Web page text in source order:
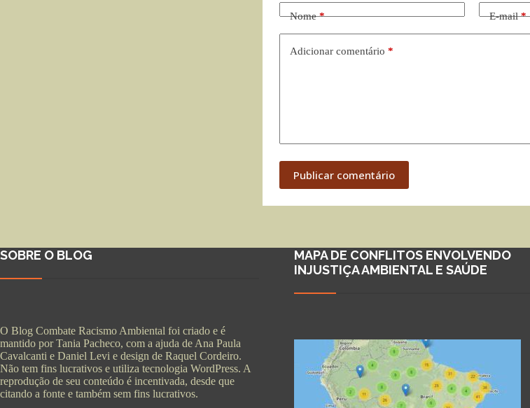
Nome* E-mail*
Adicionar comentário *
Publicar comentário
SOBRE O BLOG
O Blog Combate Racismo Ambiental foi criado e é
mantido por Tania Pacheco, com a ajuda de Ana Paula
Cavalcanti e Daniel Levi e design de Raquel Cordeiro.
Não tem fins lucrativos e utiliza tecnologia WordPress. A
reprodução de seu conteúdo é incentivada, desde que
citando a fonte e também sem fins lucrativos.
MAPA DE CONFLITOS ENVOLVENDO
INJUSTIÇA AMBIENTAL E SAÚDE